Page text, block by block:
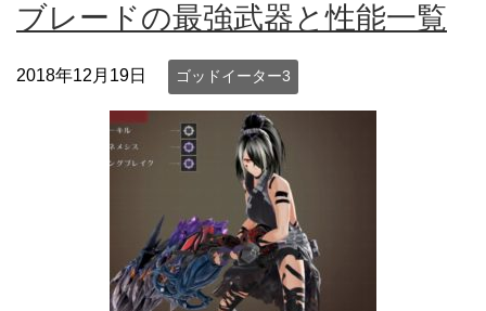
ブレードの最強武器と性能一覧
2018年12月19日 ゴッドイーター3